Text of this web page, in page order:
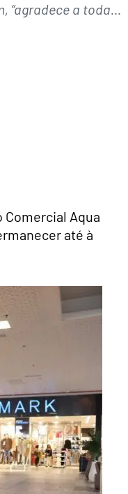
“agradece a toda…
Aqua
até à